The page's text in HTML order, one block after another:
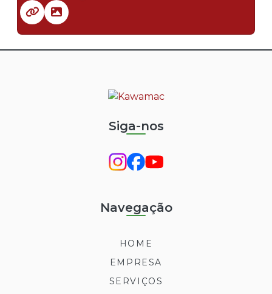
Siga-nos
Navegação
HOME
EMPRESA
SERVIÇOS